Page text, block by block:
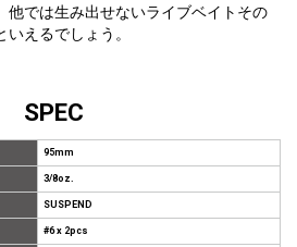
他では生み出せないライブベイトその
えるでしょう。
SPEC
95mm
3/8oz.
SUSPEND
#6 x 2pcs